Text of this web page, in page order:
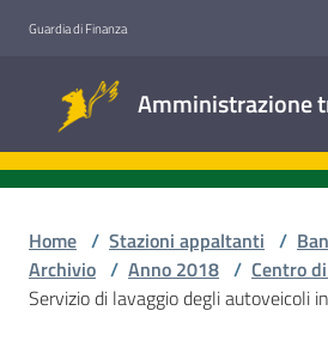
Guardia di Finanza
Amministrazione
trasparente
Home / Stazioni appaltanti /
Archivio / Anno 2018 / Centro
Servizio di lavaggio degli autoveicoli